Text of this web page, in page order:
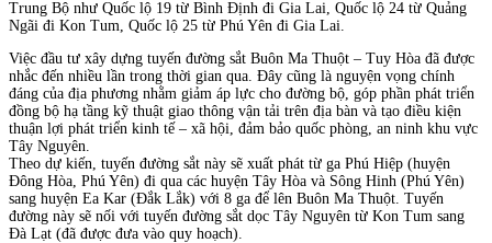
Trung Bộ như Quốc lộ 19 từ Bình Định đi Gia Lai, Quốc lộ 24 từ Quảng
Ngãi đi Kon Tum, Quốc lộ 25 từ Phú Yên đi Gia Lai.
Việc đầu tư xây dựng tuyến đường sắt Buôn Ma Thuột – Tuy Hòa đã được
nhắc đến nhiều lần trong thời gian qua. Đây cũng là nguyện vọng chính
đáng của địa phương nhằm giảm áp lực cho đường bộ, góp phần phát triển
đồng bộ hạ tầng kỹ thuật giao thông vận tải trên địa bàn và tạo điều kiện
thuận lợi phát triển kinh tế – xã hội, đảm bảo quốc phòng, an ninh khu vực
Tây Nguyên.
Theo dự kiến, tuyến đường sắt này sẽ xuất phát từ ga Phú Hiệp (huyện
Đông Hòa, Phú Yên) đi qua các huyện Tây Hòa và Sông Hinh (Phú Yên)
sang huyện Ea Kar (Đắk Lắk) với 8 ga để lên Buôn Ma Thuột. Tuyến
đường này sẽ nối với tuyến đường sắt dọc Tây Nguyên từ Kon Tum sang
Đà Lạt (đã được đưa vào quy hoạch).